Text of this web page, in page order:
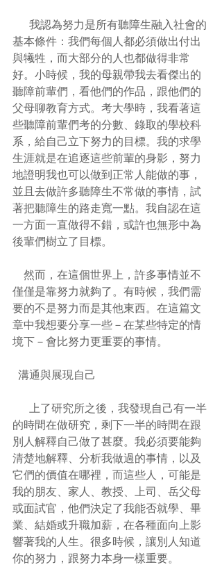
基本條件：我們每個人都必須做出付出
與犧牲，而大部分的人也都做得非常
好。小時候，我的母親帶我去看傑出的
聽障前輩們，看他們的作品，跟他們的
父母聊教育方式。考大學時，我看著這
些聽障前輩們考的分數、錄取的學校科
系，給自己立下努力的目標。我的求學
生涯就是在追逐這些前輩的身影，努力
地證明我也可以做到正常人能做的事，
並且去做許多聽障生不常做的事情，試
著把聽障生的路走寬一點。我自認在這
一方面一直做得不錯，或許也無形中為
後輩們樹立了目標。
僅僅是靠努力就夠了。有時候，我們需
要的不是努力而是其他東西。在這篇文
章中我想要分享一些－在某些特定的情
境下－會比努力更重要的事情。
  溝通與展現自己
的時間在做研究，剩下一半的時間在跟
別人解釋自己做了甚麼。我必須要能夠
清楚地解釋、分析我做過的事情，以及
它們的價值在哪裡，而這些人，可能是
我的朋友、家人、教授、上司、岳父母
或面試官，他們決定了我能否就學、畢
業、結婚或升職加薪，在各種面向上影
響著我的人生。很多時候，讓別人知道
你的努力，跟努力本身一樣重要。